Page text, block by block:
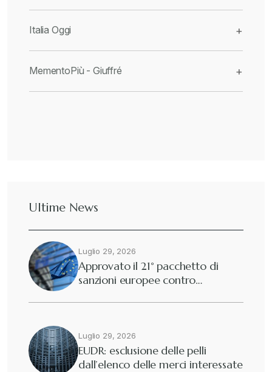
Italia Oggi +
MementoPiù - Giuffré +
Ultime News
Luglio 29, 2026
Approvato il 21° pacchetto di
sanzioni europee contro…
Luglio 29, 2026
EUDR: esclusione delle pelli
dall’elenco delle merci interessate